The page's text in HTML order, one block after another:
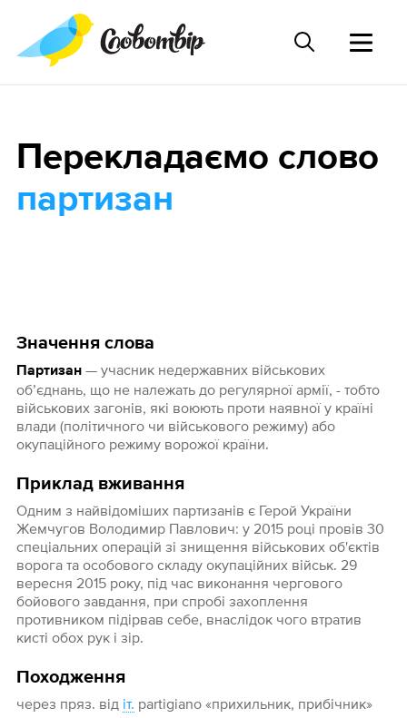
Значення слова
Партизан— учасник недержавних військових
об’єднань, що не належать до регулярної армії, - тобто
військових загонів, які воюють проти наявної у країні
влади (політичного чи військового режиму) або
окупаційного режиму ворожої країни.
Приклад вживання
Одним з найвідоміших партизанів є Герой України
Жемчугов Володимир Павлович: у 2015 році провів 30
спеціальних операцій зі знищення військових об'єктів
ворога та особового складу окупаційних військ. 29
вересня 2015 року, під час виконання чергового
бойового завдання, при спробі захоплення
противником підірвав себе, внаслідок чого втратив
кисті обох рук і зір.
Походження
через пряз. від іт. partigiano «прихильник, прибічник»
Перекладаємо слово
партизан